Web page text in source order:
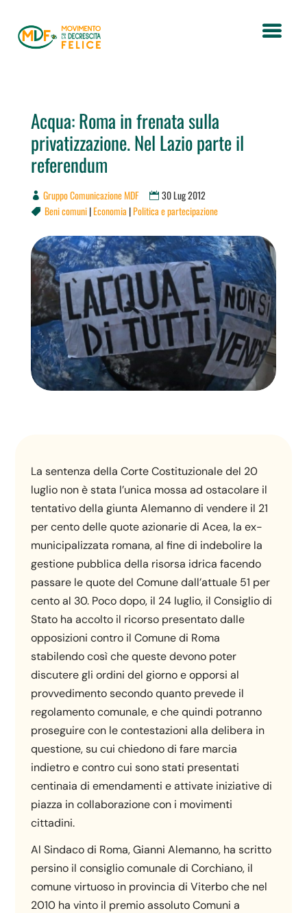
Acqua: Roma in frenata sulla
privatizzazione. Nel Lazio parte il
referendum
Gruppo Comunicazione MDF 30 Lug 2012
 Beni comuni|Economia |Politica e partecipazione
La sentenza della Corte Costituzionale del 20
luglio non è stata l’unica mossa ad ostacolare il
tentativo della giunta Alemanno di vendere il 21
per cento delle quote azionarie di Acea, la ex-
municipalizzata romana, al fine di indebolire la
gestione pubblica della risorsa idrica facendo
passare le quote del Comune dall’attuale 51 per
cento al 30. Poco dopo, il 24 luglio, il Consiglio di
Stato ha accolto il ricorso presentato dalle
opposizioni contro il Comune di Roma
stabilendo così che queste devono poter
discutere gli ordini del giorno e opporsi al
provvedimento secondo quanto prevede il
regolamento comunale, e che quindi potranno
proseguire con le contestazioni alla delibera in
questione, su cui chiedono di fare marcia
indietro e contro cui sono stati presentati
centinaia di emendamenti e attivate iniziative di
piazza in collaborazione con i movimenti
cittadini.
Al Sindaco di Roma, Gianni Alemanno, ha scritto
persino il consiglio comunale di Corchiano, il
comune virtuoso in provincia di Viterbo che nel
2010 ha vinto il premio assoluto Comuni a